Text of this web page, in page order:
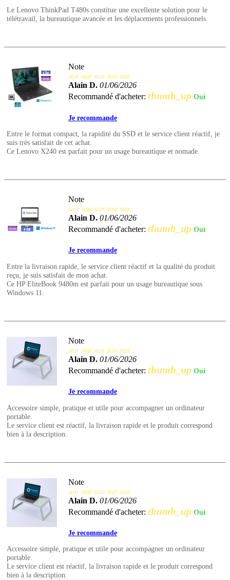
Le Lenovo ThinkPad T480s constitue une excellente solution pour le
télétravail, la bureautique avancée et les déplacements professionnels.
Note
star star star star star
Alain D. 01/06/2026
Recommandé d'acheter: thumb_up Oui
Je recommande
Entre le format compact, la rapidité du SSD et le service client réactif, je
suis très satisfait de cet achat.
Ce Lenovo X240 est parfait pour un usage bureautique et nomade.
Note
star star star star star
Alain D. 01/06/2026
Recommandé d'acheter: thumb_up Oui
Je recommande
Entre la livraison rapide, le service client réactif et la qualité du produit
reçu, je suis satisfait de mon achat.
Ce HP EliteBook 9480m est parfait pour un usage bureautique sous
Windows 11.
Note
star star star star star
Alain D. 01/06/2026
Recommandé d'acheter: thumb_up Oui
Je recommande
Accessoire simple, pratique et utile pour accompagner un ordinateur
portable.
Le service client est réactif, la livraison rapide et le produit correspond
bien à la description.
Note
star star star star star
Alain D. 01/06/2026
Recommandé d'acheter: thumb_up Oui
Je recommande
Accessoire simple, pratique et utile pour accompagner un ordinateur
portable.
Le service client est réactif, la livraison rapide et le produit correspond
bien à la description.